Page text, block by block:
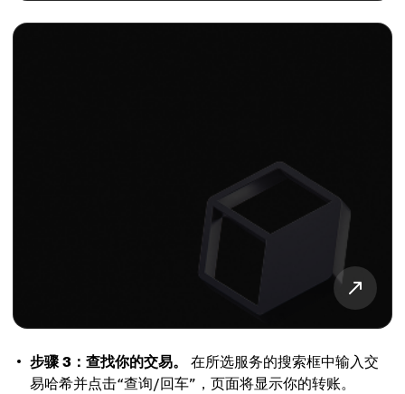
步骤 3：查找你的交易。
在所选服务的搜索框中输入交
易哈希并点击“查询/回车”，页面将显示你的转账。